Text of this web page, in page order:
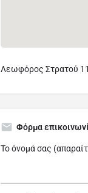
Λεωφόρος Στρατού
Φόρμα
Το όνομά σας